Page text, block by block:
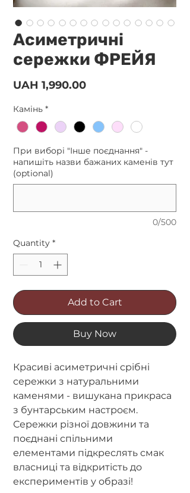
Асиметричні
сережки ФРЕЙЯ
UAH 1,990.00Price
Камінь *
При виборі "Інше поєднання" -
напишіть назви бажаних каменів тут
(optional)
0/500
Quantity *
Add to Cart
Buy Now
Красиві асиметричні срібні
сережки з натуральними
каменями - вишукана прикраса
з бунтарським настроєм.
Сережки різної довжини та
поєднані спільними
елементами підкреслять смак
власниці та відкритість до
експериментів у образі!